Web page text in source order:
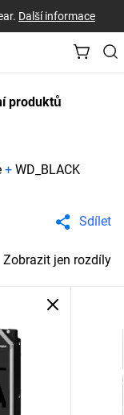
Další informace
produktů
+ WD_BLACK
Sdílet
Zobrazit jen rozdíly